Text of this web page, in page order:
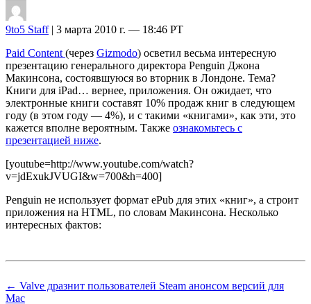
9to5 Staff| 3 марта 2010 г. — 18:46 PT
Paid Content (через Gizmodo) осветил весьма интересную
презентацию генерального директора Penguin Джона
Макинсона, состоявшуюся во вторник в Лондоне. Тема?
Книги для iPad… вернее, приложения. Он ожидает, что
электронные книги составят 10% продаж книг в следующем
году (в этом году — 4%), и с такими «книгами», как эти, это
кажется вполне вероятным. Также ознакомьтесь с
презентацией ниже.
[youtube=http://www.youtube.com/watch?
v=jdExukJVUGI&w=700&h=400]
Penguin не использует формат ePub для этих «книг», а строит
приложения на HTML, по словам Макинсона. Несколько
интересных фактов:
← Valve дразнит пользователей Steam анонсом версий для
Mac